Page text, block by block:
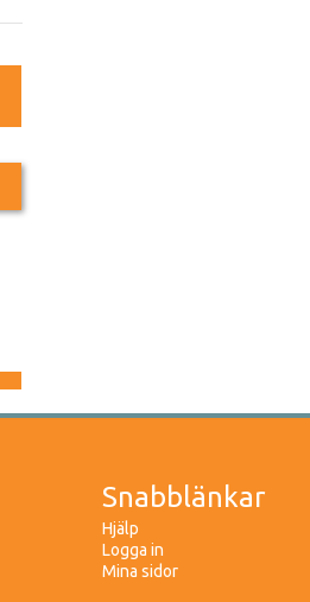
Snabblänkar
Hjälp
Logga in
Mina sidor